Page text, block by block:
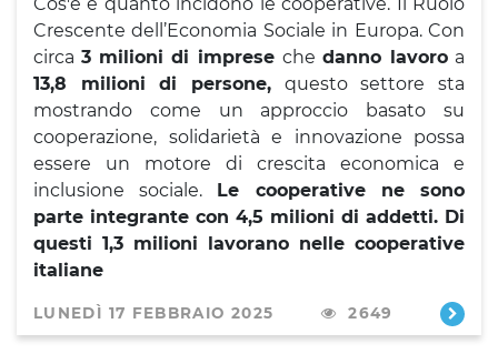
Crescente dell’Economia Sociale in Europa. Con
circa3 milioni di imprese chedanno lavoroa
13,8 milioni di persone, questo settore sta
mostrando come un approccio basato su
cooperazione, solidarietà e innovazione possa
essere un motore di crescita economica e
inclusione sociale. Le cooperative ne sono
parte integrante con 4,5 milioni di addetti. Di
questi 1,3 milioni lavorano nelle cooperative
italiane
LUNEDÌ 17 FEBBRAIO 2025 2649